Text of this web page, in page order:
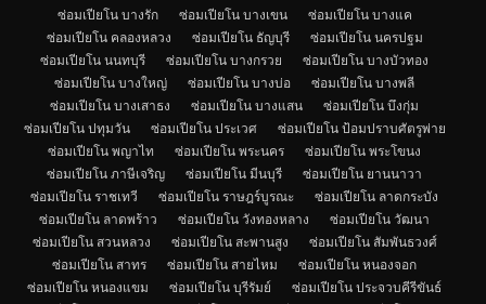
ซ่อมเปียโน บางรัก
ซ่อมเปียโน บางเขน
ซ่อมเปียโน บางแค
ซ่อมเปียโน คลองหลวง
ซ่อมเปียโน ธัญบุรี
ซ่อมเปียโน นครปฐม
ซ่อมเปียโน นนทบุรี
ซ่อมเปียโน บางกรวย
ซ่อมเปียโน บางบัวทอง
ซ่อมเปียโน บางใหญ่
ซ่อมเปียโน บางบ่อ
ซ่อมเปียโน บางพลี
ซ่อมเปียโน บางเสาธง
ซ่อมเปียโน บางแสน
ซ่อมเปียโน บึงกุ่ม
ซ่อมเปียโน ปทุมวัน
ซ่อมเปียโน ประเวศ
ซ่อมเปียโน ป้อมปราบศัตรูพ่าย
ซ่อมเปียโน พญาไท
ซ่อมเปียโน พระนคร
ซ่อมเปียโน พระโขนง
ซ่อมเปียโน ภาษีเจริญ
ซ่อมเปียโน มีนบุรี
ซ่อมเปียโน ยานนาวา
ซ่อมเปียโน ราชเทวี
ซ่อมเปียโน ราษฎร์บูรณะ
ซ่อมเปียโน ลาดกระบัง
ซ่อมเปียโน ลาดพร้าว
ซ่อมเปียโน วังทองหลาง
ซ่อมเปียโน วัฒนา
ซ่อมเปียโน สวนหลวง
ซ่อมเปียโน สะพานสูง
ซ่อมเปียโน สัมพันธวงศ์
ซ่อมเปียโน สาทร
ซ่อมเปียโน สายไหม
ซ่อมเปียโน หนองจอก
ซ่อมเปียโน หนองแขม
ซ่อมเปียโน บุรีรัมย์
ซ่อมเปียโน ประจวบคีรีขันธ์